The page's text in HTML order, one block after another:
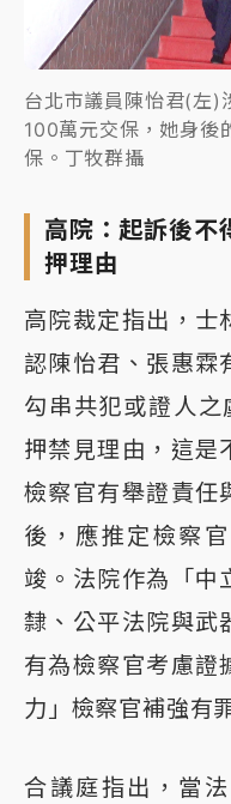
台北市議員陳怡君(左)
100萬元交保，她身後
保。丁牧群攝
高院：起訴後不
押理由
高院裁定指出，士
認陳怡君、張惠霖
勾串共犯或證人
押禁見理由，這是
檢察官有舉證責任
後，應推定檢察
竣。法院作為「中
隸、公平法院與武
有為檢察官考慮證
力」檢察官補強有
合議庭指出，當